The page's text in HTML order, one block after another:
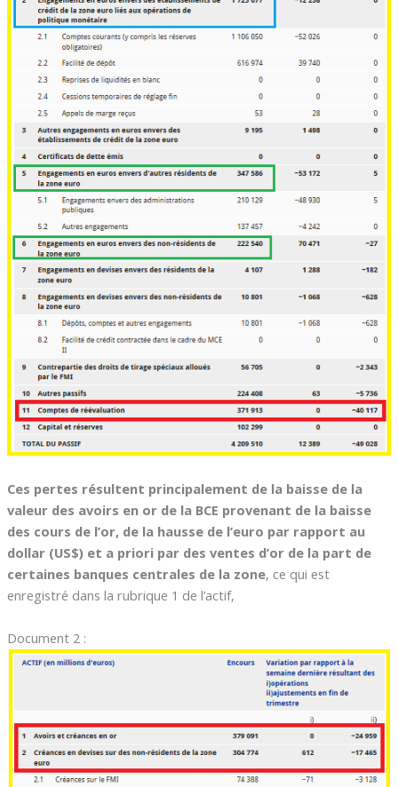
Ces pertes résultent principalement de la baisse de la
valeur des avoirs en or de la BCE provenant de la baisse
des cours de l’or, de la hausse de l’euro par rapport au
dollar (US$) et a priori par des ventes d’or de la part de
certaines banques centrales de la zone, ce qui est
enregistré dans la rubrique 1 de l’actif,
Document 2 :